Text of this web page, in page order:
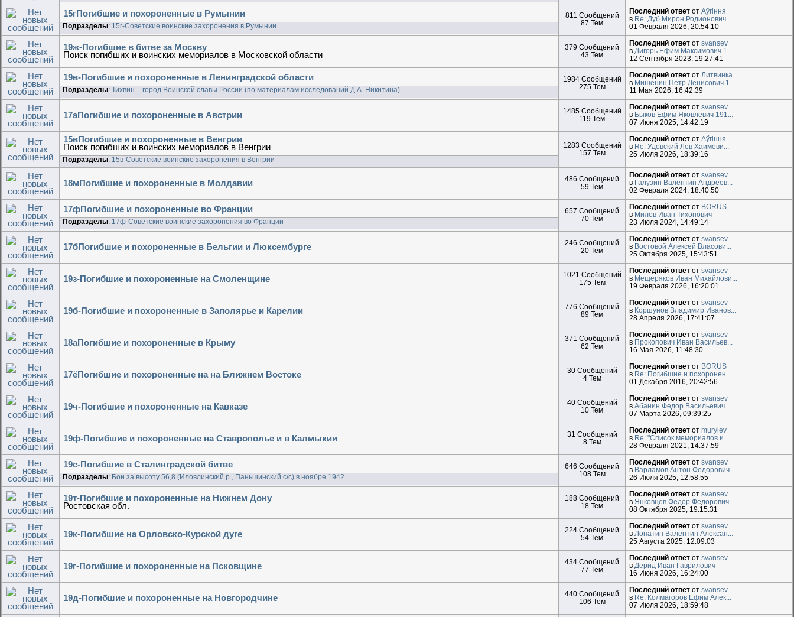
15гПогибшие и похороненные в Румынии
Подразделы: 15г-Советские воинские захоронения в Румынии
811 Сообщений
87 Тем
Последний ответ отAўгiння
в Re: Дуб Мирон Родионович...
01 Февраля 2026, 20:54:10
19ж-Погибшие в битве за Москву
Поиск погибших и воинских мемориалов в Московской области
379 Сообщений
43 Тем
Последний ответ отsvansev
вДигорь Ефим Максимович 1...
12 Сентября 2023, 19:27:41
19в-Погибшие и похороненные в Ленинградской области
Подразделы: Тихвин – город Воинской славы России (по материалам исследований Д.А. Никитина)
1984 Сообщений
275 Тем
Последний ответ отЛитвинка
в Мишенин Петр Денисович 1...
11 Мая 2026, 16:42:39
17аПогибшие и похороненные в Австрии
1485 Сообщений
119 Тем
Последний ответ отsvansev
в Быков Ефим Яковлевич 191...
07 Июня 2025, 14:42:19
15вПогибшие и похороненные в Венгрии
Поиск погибших и воинских мемориалов в Венгрии
Подразделы: 15в-Советские воинские захоронения в Венгрии
1283 Сообщений
157 Тем
Последний ответ отAўгiння
в Re: Удовский Лев Хаимови...
25 Июля 2026, 18:39:16
18мПогибшие и похороненные в Молдавии
486 Сообщений
59 Тем
Последний ответ отsvansev
в Галузин Валентин Андреев...
02 Февраля 2024, 18:40:50
17фПогибшие и похороненные во Франции
Подразделы: 17ф-Советские воинские захоронения во Франции
657 Сообщений
70 Тем
Последний ответ от BORUS
в Милов Иван Тихонович
23 Июля 2024, 14:49:14
17бПогибшие и похороненные в Бельгии и Люксембурге
246 Сообщений
20 Тем
Последний ответ отsvansev
в Востовой Алексей Власови...
25 Октября 2025, 15:43:51
19з-Погибшие и похороненные на Смоленщине
1021 Сообщений
175 Тем
Последний ответ отsvansev
в Мещеряков Иван Михайлови...
19 Февраля 2026, 16:20:01
19б-Погибшие и похороненные в Заполярье и Карелии
776 Сообщений
89 Тем
Последний ответ отsvansev
в Коршунов Владимир Иванов...
28 Апреля 2026, 17:41:07
18аПогибшие и похороненные в Крыму
371 Сообщений
62 Тем
Последний ответ отsvansev
в Прокопович Иван Васильев...
16 Мая 2026, 11:48:30
17ёПогибшие и похороненные на на Ближнем Востоке
30 Сообщений
4 Тем
Последний ответ от BORUS
в Re: Погибшие и похоронен...
01 Декабря 2016, 20:42:56
19ч-Погибшие и похороненные на Кавказе
40 Сообщений
10 Тем
Последний ответ отsvansev
вАбанин Федор Васильевич ...
07 Марта 2026, 09:39:25
19ф-Погибшие и похороненные на Ставрополье и в Калмыкии
31 Сообщений
8 Тем
Последний ответ отmurylev
в Re: "Список мемориалов и...
28 Февраля 2021, 14:37:59
19c-Погибшие в Сталинградской битве
Подразделы: Бои за высоту 56,8 (Иловлинский р., Паньшинский с/с) в ноябре 1942
646 Сообщений
108 Тем
Последний ответ отsvansev
в Варламов Антон Федорович...
26 Июля 2025, 12:58:55
19т-Погибшие и похороненные на Нижнем Дону
Ростовская обл.
188 Сообщений
18 Тем
Последний ответ отsvansev
вЯнковцев Федор Федорович...
08 Октября 2025, 19:15:31
19к-Погибшие на Орловско-Курской дуге
224 Сообщений
54 Тем
Последний ответ отsvansev
вЛопатин Валентин Алексан...
25 Августа 2025, 12:09:03
19г-Погибшие и похороненные на Псковщине
434 Сообщений
77 Тем
Последний ответ отsvansev
вДерид Иван Гаврилович
16 Июня 2026, 16:24:00
19д-Погибшие и похороненные на Новгородчине
440 Сообщений
106 Тем
Последний ответ отsvansev
в Re: Колмагоров Ефим Алек...
07 Июля 2026, 18:59:48